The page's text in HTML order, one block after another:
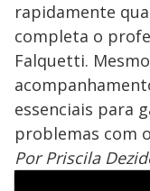
rapidamente
completa o
Falquetti.
essenciais para
problemas com
Por Priscila